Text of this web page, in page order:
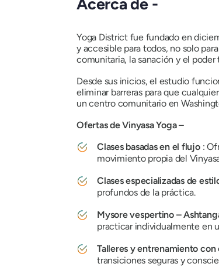
Yoga District fue fundado en
y accesible para todos, no solo
comunitaria, la sanación y el poder
Desde sus inicios, el estudio
eliminar barreras para que
un centro comunitario en
Ofertas de Vinyasa Yoga –
Clases basadas en el flujo :
movimiento propia del
Clases especializadas de
profundos de la práctica.
Mysore vespertino –
practicar individualmente en
Talleres y entrenamiento con
transiciones seguras y